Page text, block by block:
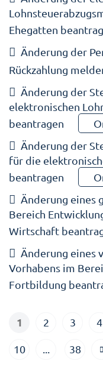
Ehegatten
Änderung der
Rückzahlung
Änderung der
elektronischen
beantragen
Änderung der
für die
beantragen
Änderung eines
Bereich
Wirtschaft
Änderung eines
Vorhabens im
Fortbildung
1 2 3 4
10 ... 38